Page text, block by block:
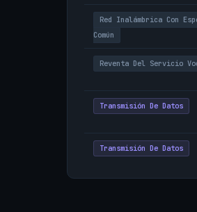
Red Inalámbrica Con
Común
Reventa Del Servicio
Transmisión De Datos
Transmisión De Datos